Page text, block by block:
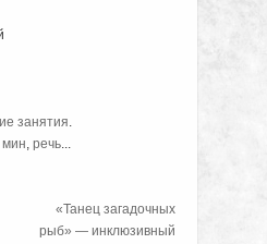
занятия.
мин, речь...
«Танец загадочных
рыб» — инклюзивный